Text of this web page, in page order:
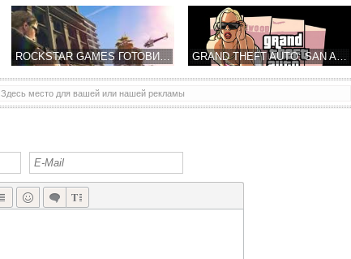
ROCKSTAR GAMES ГОТОВИТ НОВЫЕ ВОЗМОЖНОСТИ ДЛЯ GTA ONLINE GRAND THEFT AUTO: SAN ANDREAS НА IPHONE И IPAD В ДЕКАБРЕ
Здесь место для вашей или нашей рекламы